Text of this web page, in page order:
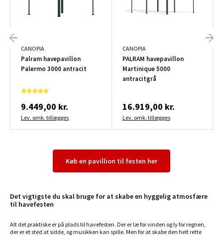
CANOPIA
Palram havepavillon
Palermo 3000 antracit
9.449,00 kr.
Lev. omk. tillægges
CANOPIA
PALRAM havepavillon
Martinique 5000
antracitgrå
16.919,00 kr.
Lev. omk. tillægges
Køb en pavillion til festen her
Det vigtigste du skal bruge for at skabe en hyggelig atmosfære
til havefesten
Alt det praktiske er på plads til havefesten. Der er læ for vinden og ly for regnen,
der er et sted at sidde, og musikken kan spille. Men for at skabe den helt rette